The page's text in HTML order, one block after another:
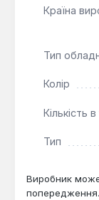
під
рівня. Вона
плиткою
уникнути
елементами.
будівельних
Країна
Тип
Колір
Кількість
Тип
Виробник